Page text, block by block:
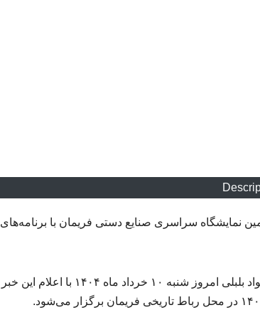
نمایشگاه سراسری صنایع دستی فریمان با برنامه‌های
و به نقل از خبرگزاری میراث آریا، محمد جواد بلبلی امروز شنبه ۱۰ خرداد ماه ۱۴۰۴ با اعلام این خبر